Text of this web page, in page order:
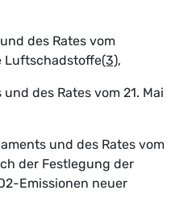
des Rates vom
Luftschadstoffe(3),
des Rates vom 21. Mai
und des Rates vom
der Festlegung der
2-Emissionen neuer